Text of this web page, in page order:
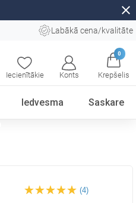
close
Labākā cena/kvalitāte
Iecienītākie Konts
0
Krepšelis
Iedvesma Saskare
jaucējkrāns ar dušas
(4)